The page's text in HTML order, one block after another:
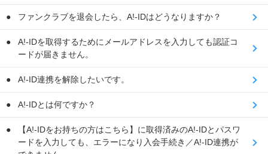
ファンクラブを退会したら、A!-IDはどうなりますか？
A!-IDを取得するためにメールアドレスを入力しても認証コ
ードが届きません。
A!-ID連携を解除したいです。
A!-IDとは何ですか？
【A!-IDをお持ちの方はこちら】に取得済みのA!-IDとパスワ
ードを入力しても、エラーになり入会手続き／A!-ID連携が